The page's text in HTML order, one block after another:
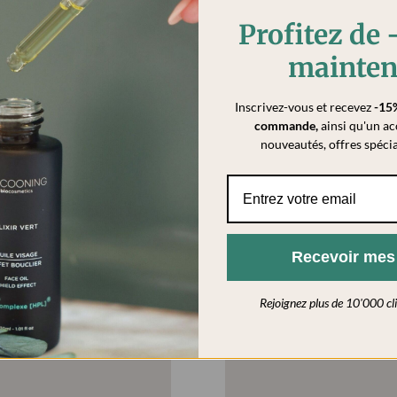
Baie des anges
CHF 11,90
AJOUTER AU PANIER
Savon Lune de miel
CHF 11,90
AJOUTER AU PANIER
Profitez de
Inscrivez-vous et recevez-
commande,ainsi qu'un
nouveautés, offres
Recevoir
Rejoignez plus de 10'000